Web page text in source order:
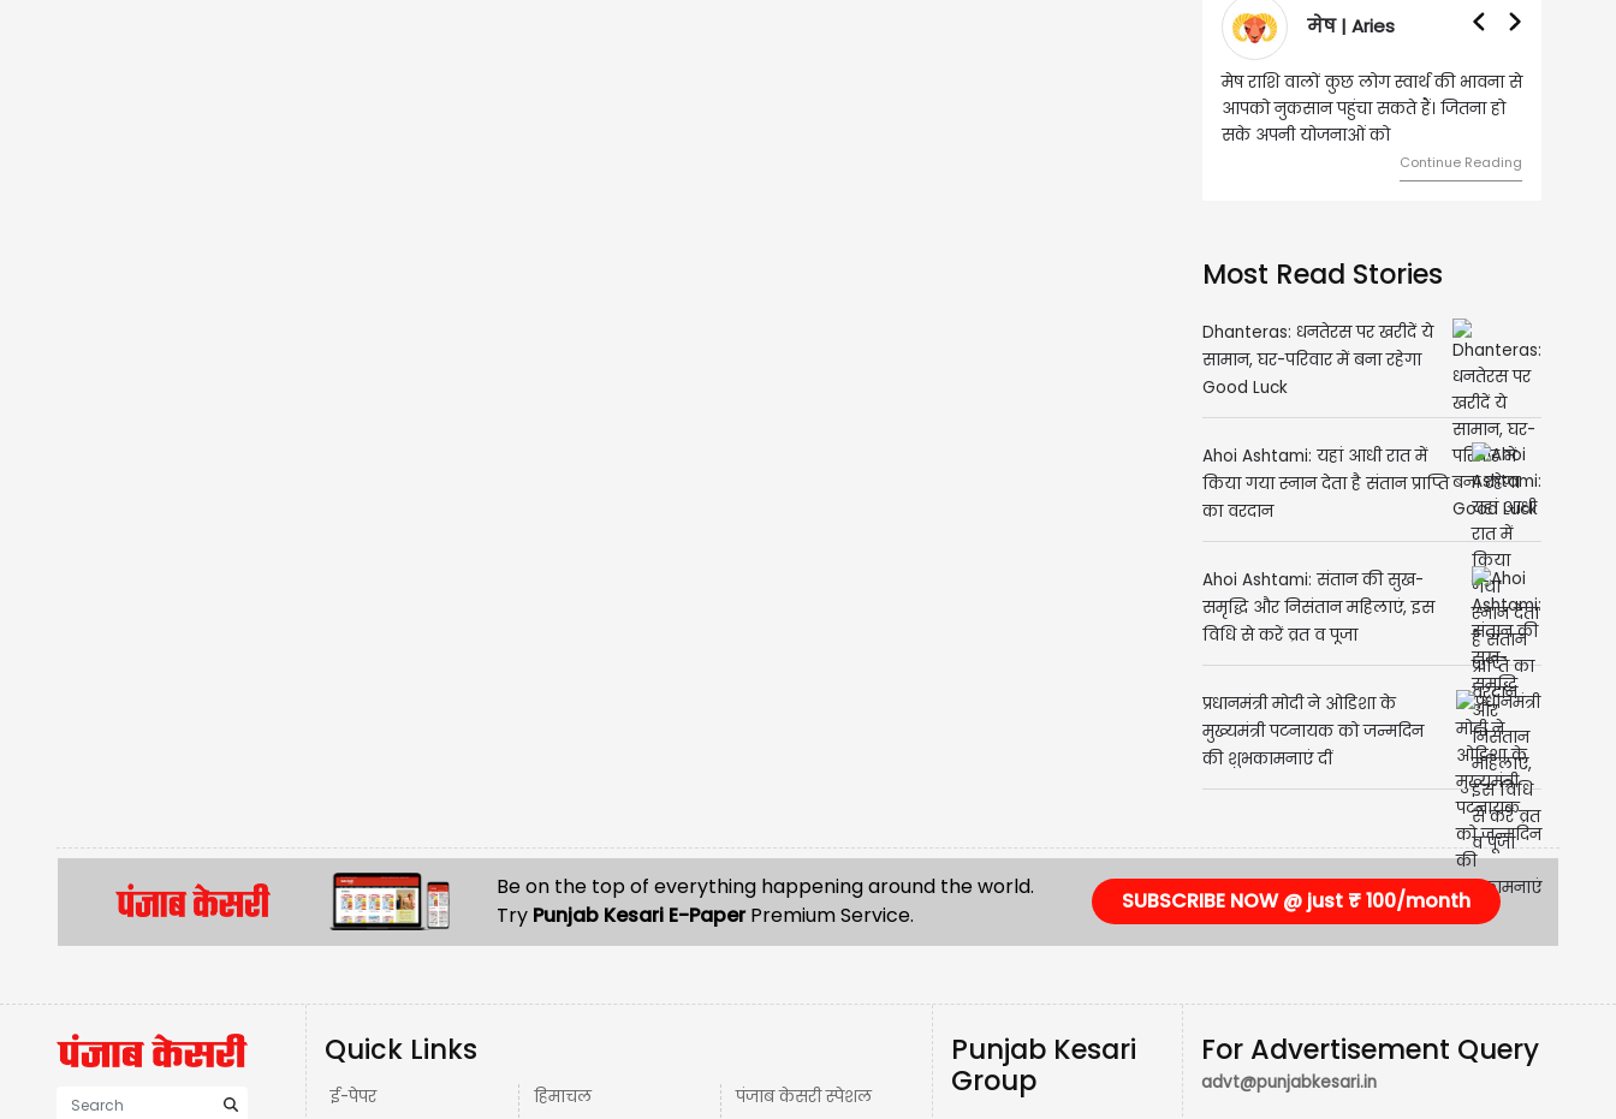
मेष राशि वालों कुछ लोग स्वार्थ की भावना से
आपको नुकसान पहुंचा सकते हैं। जितना हो
वृषभ | Taurus
वृष राशि वालों आय के स्त्रोत बढ़ने से रुके
हुए कार्यों में गति आएगी। युवा वर्ग भविष्य
को लेकर ज्यादा फोकस रहेंगे।
Continue
Most Read Stories
Dhanteras: धनतेरस पर खरीदें ये
सामान, घर-परिवार में बना रहेगा
Good Luck
Ahoi Ashtami: यहां आधी रात में
किया गया स्नान देता है संतान प्राप्ति
का वरदान
Ahoi Ashtami: संतान की सुख-
समृद्धि और निसंतान महिलाएं, इस
विधि से करें व्रत व पूजा
प्रधानमंत्री मोदी ने ओडिशा के
मुख्यमंत्री पटनायक को जन्मदिन
की शुभकामनाएं दीं
Be on the top of everything happening around the world.
Try Punjab Kesari E-PaperPremium Service.
SUBSCRIBE NOW @ just ₹ 100/month
Quick Links
ई-पेपर हिमाचल पंजाब केसरी स्पेशल
Punjab Kesari
Group
For Advertisement Query
advt@punjabkesari.in